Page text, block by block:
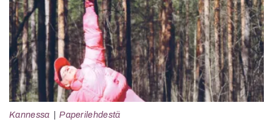
Kannessa Paperilehdestä